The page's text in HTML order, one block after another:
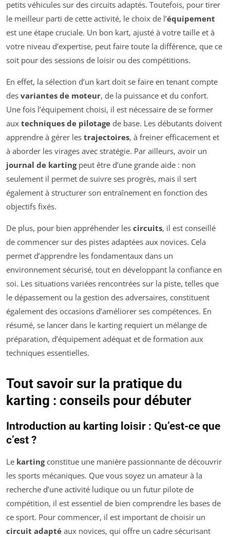
petits véhicules sur des circuits adaptés. Toutefois, pour tirer
le meilleur parti de cette activité, le choix de l’équipement
est une étape cruciale. Un bon kart, ajusté à votre taille et à
votre niveau d’expertise, peut faire toute la différence, que ce
soit pour des sessions de loisir ou des compétitions.
En effet, la sélection d’un kart doit se faire en tenant compte
des variantes de moteur, de la puissance et du confort.
Une fois l’équipement choisi, il est nécessaire de se former
aux techniques de pilotage de base. Les débutants doivent
apprendre à gérer les trajectoires, à freiner efficacement et
à aborder les virages avec stratégie. Par ailleurs, avoir un
journal de kartingpeut être d’une grande aide : non
seulement il permet de suivre ses progrès, mais il sert
également à structurer son entraînement en fonction des
objectifs fixés.
De plus, pour bien appréhender les circuits, il est conseillé
de commencer sur des pistes adaptées aux novices. Cela
permet d’apprendre les fondamentaux dans un
environnement sécurisé, tout en développant la confiance en
soi. Les situations variées rencontrées sur la piste, telles que
le dépassement ou la gestion des adversaires, constituent
également des occasions d’améliorer ses compétences. En
résumé, se lancer dans le karting requiert un mélange de
préparation, d’équipement adéquat et de formation aux
techniques essentielles.
Tout savoir sur la pratique du
karting : conseils pour débuter
Introduction au karting loisir : Qu’est-ce que
c’est ?
Le kartingconstitue une manière passionnante de découvrir
les sports mécaniques. Que vous soyez un amateur à la
recherche d’une activité ludique ou un futur pilote de
compétition, il est essentiel de bien comprendre les bases de
ce sport. Pour commencer, il est important de choisir un
circuit adapté aux novices, qui offre un cadre sécurisant